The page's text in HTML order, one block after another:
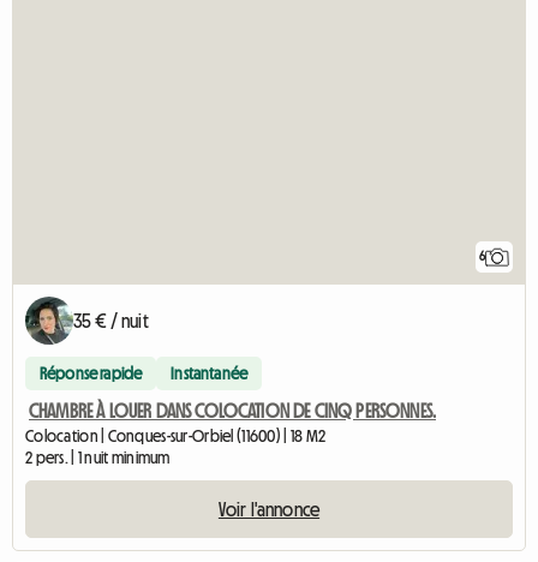
6
35 € / nuit
Réponse rapide Instantanée
CHAMBRE À LOUER DANS COLOCATION DE CINQ PERSONNES.
Colocation | Conques-sur-Orbiel (11600) | 18 M2
2 pers. | 1 nuit minimum
Voir l'annonce